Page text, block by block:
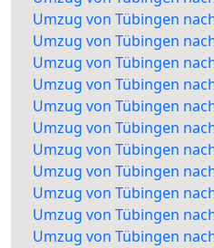
Umzug von Tübingen
Umzug von Tübingen
Umzug von Tübingen
Umzug von Tübingen
Umzug von Tübingen
Umzug von Tübingen
Umzug von Tübingen
Umzug von Tübingen
Umzug von Tübingen
Umzug von Tübingen
Umzug von Tübingen